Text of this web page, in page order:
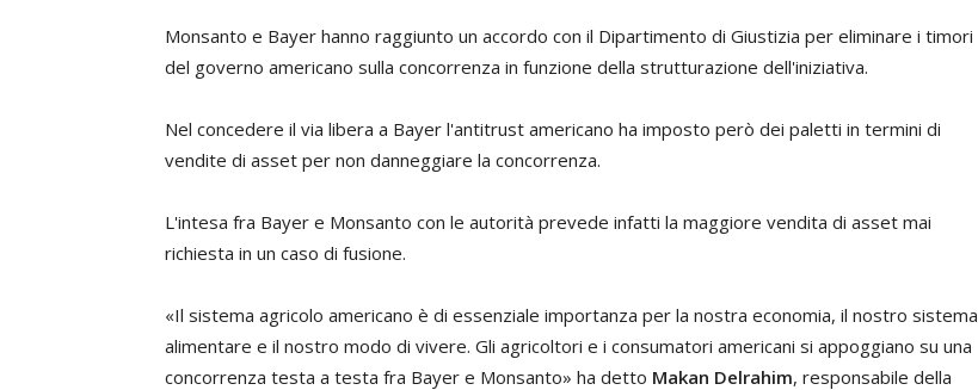
Monsanto e Bayer hanno raggiunto un accordo con il Dipartimento di Giustizia per eliminare i timori
del governo americano sulla concorrenza in funzione della strutturazione dell'iniziativa.
Nel concedere il via libera a Bayer l'antitrust americano ha imposto però dei paletti in termini di
vendite di asset per non danneggiare la concorrenza.
L'intesa fra Bayer e Monsanto con le autorità prevede infatti la maggiore vendita di asset mai
richiesta in un caso di fusione.
«Il sistema agricolo americano è di essenziale importanza per la nostra economia, il nostro sistema
alimentare e il nostro modo di vivere. Gli agricoltori e i consumatori americani si appoggiano su una
concorrenza testa a testa fra Bayer e Monsanto» ha detto Makan Delrahim, responsabile della